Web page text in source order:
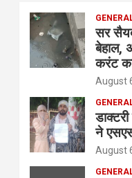
h
सर
बेहाल,
करंट
August
ने
August